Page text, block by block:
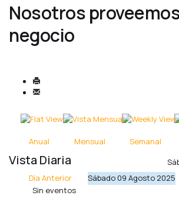
Nosotros
negocio
Anual Mensual Semanal
Vista Diaria
Día Anterior
Sábado 09 Agosto 2025
Sin eventos